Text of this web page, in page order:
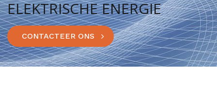
ELEKTRISCHE ENERGIE
CONTACTEER ONS